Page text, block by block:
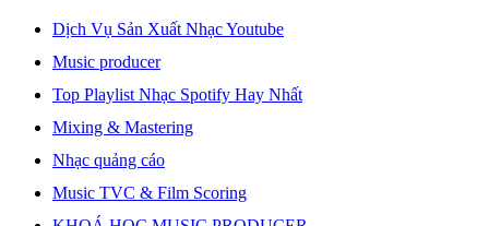
Dịch Vụ Sản Xuất Nhạc Youtube
Music producer
Top Playlist Nhạc Spotify Hay Nhất
Mixing & Mastering
Nhạc quảng cáo
Music TVC & Film Scoring